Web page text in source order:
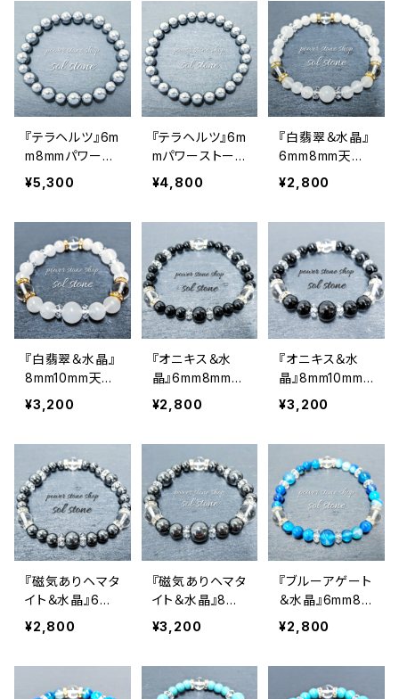
スレット
『テラヘルツ』6m
m8mmパワース
トーンブレスレッ
¥5,300
『テラヘルツ』6m
mパワーストーン
ブレスレット
¥4,800
『白翡翠＆水晶』
6mm8mm天然
石パワーストー
ンブレスレット
¥2,800
『白翡翠＆水晶』
8mm10mm天然
石パワーストー
ンブレスレット
¥3,200
『オニキス＆水
晶』6mm8mm天
然石パワースト
ーンブレスレット
¥2,800
『オニキス＆水
晶』8mm10mm
天然石パワース
トーンブレスレッ
¥3,200
『磁気ありヘマタ
イト＆水晶』6m
m8mm天然石パ
ワーストーンブレ
¥2,800
『磁気ありヘマタ
イト＆水晶』8mm
10mm天然石パ
ワーストーンブレ
¥3,200
『ブルーアゲート
＆水晶』6mm8m
m天然石パワー
ストーンブレスレ
¥2,800